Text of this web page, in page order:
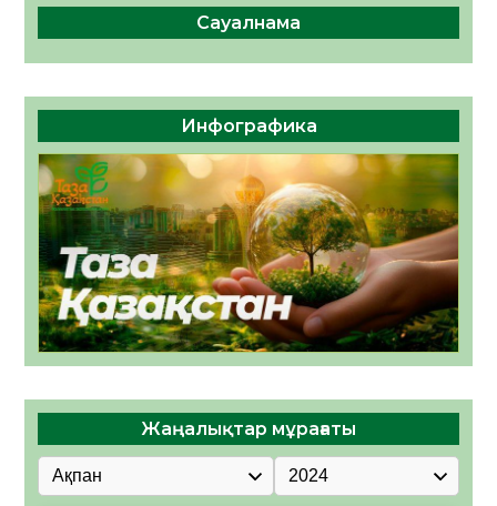
Сауалнама
Инфографика
Жаңалықтар мұрағаты